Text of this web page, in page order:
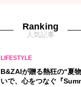
Ranking
人気記事
LIFESTYLE
B&ZAIが贈る熱狂の“夏
いで、心をつなぐ『